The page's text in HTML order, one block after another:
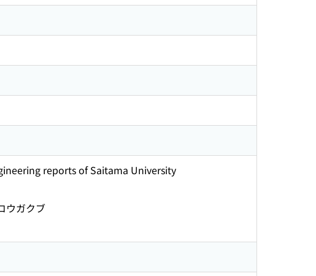
reports of Saitama University
ウガクブ